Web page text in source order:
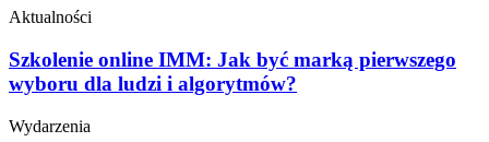
Aktualności
Szkolenie online IMM: Jak być marką pierwszego
wyboru dla ludzi i algorytmów?
Wydarzenia